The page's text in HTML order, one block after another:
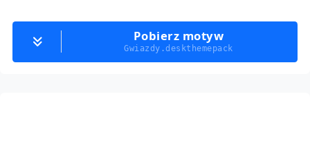
Pobierz motyw
Gwiazdy.deskthemepack